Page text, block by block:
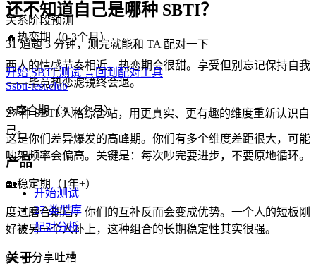
关系阶段预测
🔥热恋期（0-3个月）
两人的情感节奏相近，热恋期会很甜。享受但别忘记保持自我
——毕竟热恋滤镜终会退。
⚙️磨合期（3-12个月）
这是你们差异爆发的高峰期。你们有多个维度差距很大，可能
吵架频率会偏高。关键是：每次吵完要进步，不要原地循环。
🏡稳定期（1年+）
度过磨合期后，你们的互补反而会变成优势。一个人的短板刚
好被另一个人补上，这种组合的长期稳定性其实很强。
✂️可分享吐槽
还不知道自己是哪种 SBTI？
31 道题 3 分钟，测完就能和 TA 配对一下
开始 SBTI 测试 →回到配对工具
Ssbti-test.club
27 种 SBTI 人格综合站，用更真实、更有趣的维度重新认识自
己。
产品
开始测试
27 类型库
配对分析
关于